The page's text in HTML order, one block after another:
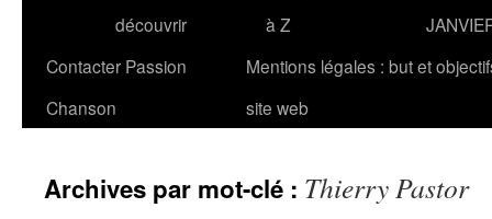
découvrir
à Z
Contacter Passion
Chanson
Mentions légales : but et
site web
Archives par mot-clé : Thierry Pastor